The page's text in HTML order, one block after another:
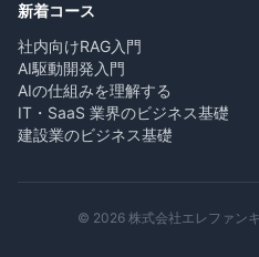
新着コース
社内向けRAG入門
AI駆動開発入門
AIの仕組みを理解する
IT・SaaS 業界のビジネス基礎
建設業のビジネス基礎
© 2026 株式会社エレファン